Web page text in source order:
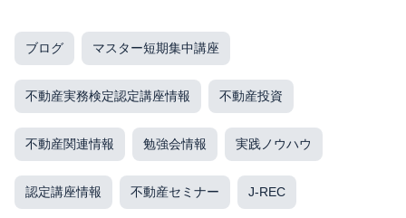
ブログ マスター短期集中講座
不動産実務検定認定講座情報 不動産投資
不動産関連情報 勉強会情報 実践ノウハウ
認定講座情報 不動産セミナー J-REC